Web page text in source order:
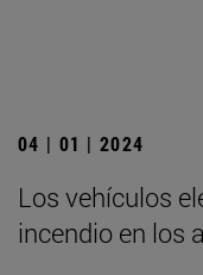
04 | 01 | 2024
Los vehículos
incendio en los